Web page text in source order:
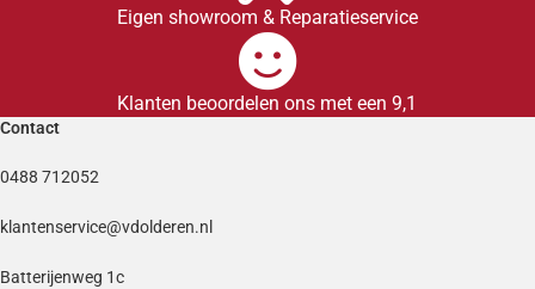
Eigen showroom & Reparatieservice
Klanten beoordelen ons met een 9,1
Contact
0488 712052
klantenservice@vdolderen.nl
Batterijenweg 1c